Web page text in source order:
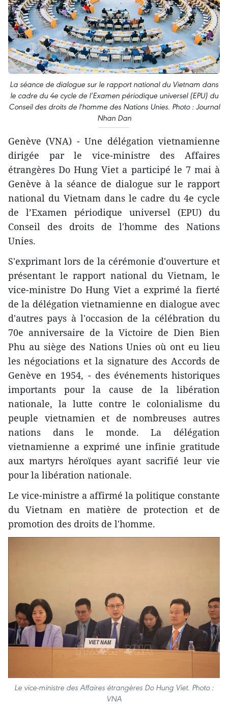
La séance de dialogue sur le rapport national du Vietnam dans
le cadre du 4e cycle de l’Examen périodique universel (EPU) du
Conseil des droits de l'homme des Nations Unies. Photo : Journal
Nhan Dan
Genève (VNA) - Une délégation vietnamienne
dirigée par le vice-ministre des Affaires
étrangères Do Hung Viet a participé le 7 mai à
Genève à la séance de dialogue sur le rapport
national du Vietnam dans le cadre du 4e cycle
de l’Examen périodique universel (EPU) du
Conseil des droits de l'homme des Nations
Unies.
S'exprimant lors de la cérémonie d'ouverture et
présentant le rapport national du Vietnam, le
vice-ministre Do Hung Viet a exprimé la fierté
de la délégation vietnamienne en dialogue avec
d'autres pays à l'occasion de la célébration du
70e anniversaire de la Victoire de Dien Bien
Phu au siège des Nations Unies où ont eu lieu
les négociations et la signature des Accords de
Genève en 1954, - des événements historiques
importants pour la cause de la libération
nationale, la lutte contre le colonialisme du
peuple vietnamien et de nombreuses autres
nations dans le monde. La délégation
vietnamienne a exprimé une infinie gratitude
aux martyrs héroïques ayant sacrifié leur vie
pour la libération nationale.
Le vice-ministre a affirmé la politique constante
du Vietnam en matière de protection et de
promotion des droits de l'homme.
Le vice-ministre des Affaires étrangères Do Hung Viet. Photo :
VNA